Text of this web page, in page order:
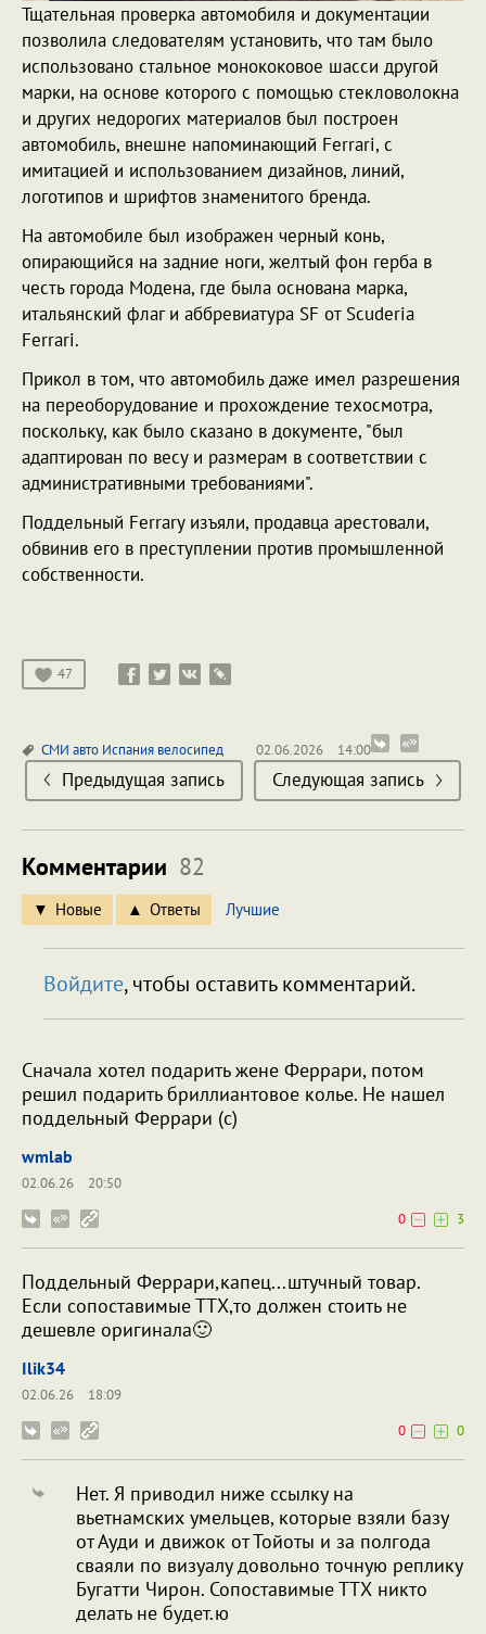
Тщательная проверка автомобиля и документации
позволила следователям установить, что там было
использовано стальное монококовое шасси другой
марки, на основе которого с помощью стекловолокна
и других недорогих материалов был построен
автомобиль, внешне напоминающий Ferrari, с
имитацией и использованием дизайнов, линий,
логотипов и шрифтов знаменитого бренда.
На автомобиле был изображен черный конь,
опирающийся на задние ноги, желтый фон герба в
честь города Модена, где была основана марка,
итальянский флаг и аббревиатура SF от Scuderia
Ferrari.
Прикол в том, что автомобиль даже имел разрешения
на переоборудование и прохождение техосмотра,
поскольку, как было сказано в документе, "был
адаптирован по весу и размерам в соответствии с
административными требованиями".
Поддельный Ferrary изъяли, продавца арестовали,
обвинив его в преступлении против промышленной
собственности.
47
СМИ авто Испания велосипед 02.06.2026 14:00
Предыдущая запись Следующая запись
Комментарии 82
Новые Ответы Лучшие
Войдите, чтобы оставить комментарий.
Сначала хотел подарить жене Феррари, потом
решил подарить бриллиантовое колье. Не нашел
поддельный Феррари (c)
wmlab
02.06.26
20:50
0
3
Поддельный Феррари,капец...штучный товар.
Если сопоставимые ТТХ,то должен стоить не
дешевле оригинала🙂
Ilik34
02.06.26
18:09
0
0
Нет. Я приводил ниже ссылку на
вьетнамских умельцев, которые взяли базу
от Ауди и движок от Тойоты и за полгода
сваяли по визуалу довольно точную реплику
Бугатти Чирон. Сопоставимые ТТХ никто
делать не будет.ю